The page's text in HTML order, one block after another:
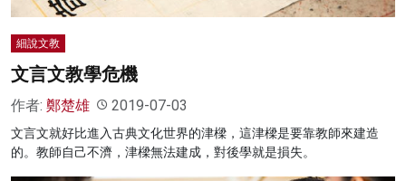
細說文教
文言文教學危機
作者: 鄭楚雄 2019-07-03
文言文就好比進入古典文化世界的津樑，這津樑是要靠教師來建造
的。教師自己不濟，津樑無法建成，對後學就是損失。